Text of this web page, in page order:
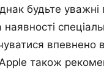
будьте уважні
наявності
впевнено в
Apple також